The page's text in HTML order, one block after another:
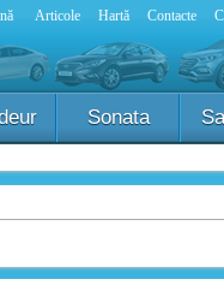
Articole Hartă Contacte
Sonata